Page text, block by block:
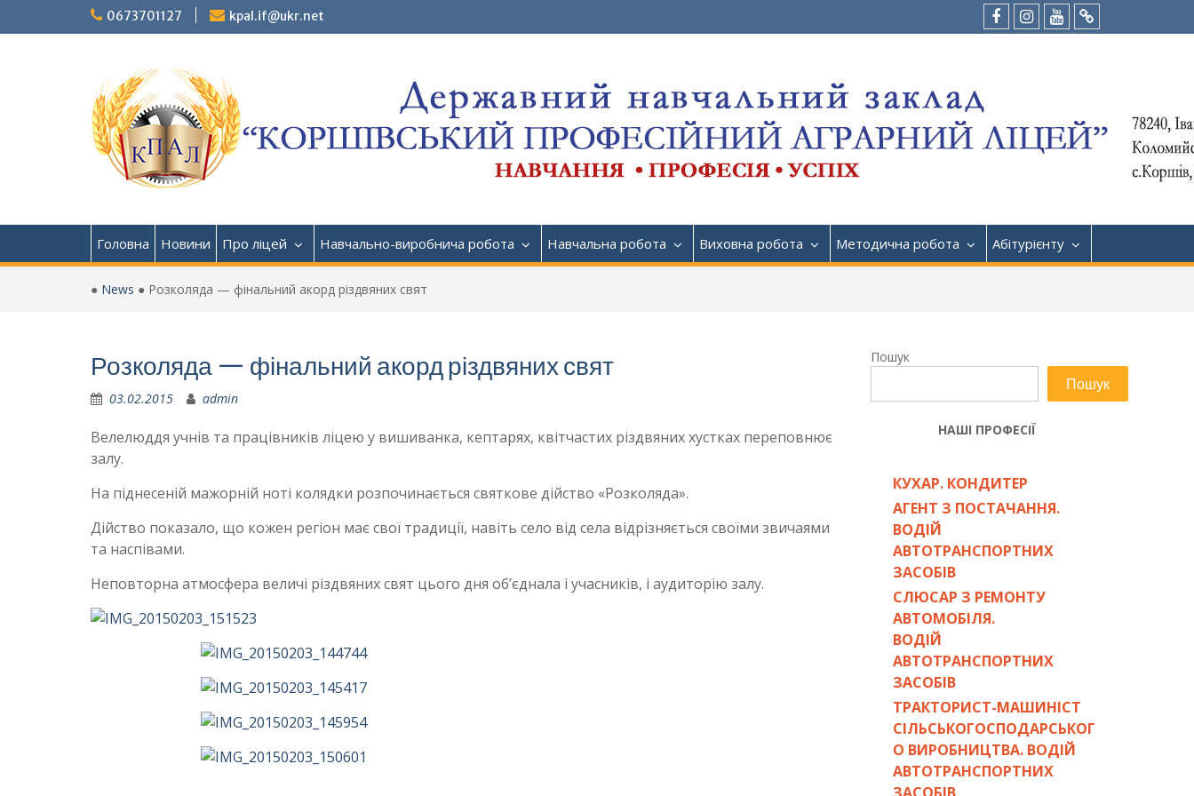
0673701127
kpal.if@ukr.net
FacebookInstagram
Youtube
Tik-
Головна Новини Про ліцей Навчально-виробнича робота Навчальна робота Виховна робота Методична робота Абітурієнту
● News ● Розколяда — фінальний акорд різдвяних свят
Розколяда — фінальний акорд різдвяних свят
03.02.2015 admin
Велелюддя учнів та працівників ліцею у вишиванка, кептарях, квітчастих різдвяних хустках переповнює
залу.
На піднесеній мажорній ноті колядки розпочинається святкове дійство «Розколяда».
Дійство показало, що кожен регіон має свої традиції, навіть село від села відрізняється своїми звичаями
та наспівами.
Неповторна атмосфера величі різдвяних свят цього дня об’єднала і учасників, і аудиторію залу.
Пошук
Пошук
НАШІ ПРОФЕСІЇ
КУХАР. КОНДИТЕР
АГЕНТ З ПОСТАЧАННЯ.
ВОДІЙ
АВТОТРАНСПОРТНИХ
ЗАСОБІВ
СЛЮСАР З РЕМОНТУ
АВТОМОБІЛЯ.
ВОДІЙ
АВТОТРАНСПОРТНИХ
ЗАСОБІВ
ТРАКТОРИСТ-МАШИНІСТ
СІЛЬСЬКОГОСПОДАРСЬКОГ
О ВИРОБНИЦТВА. ВОДІЙ
АВТОТРАНСПОРТНИХ